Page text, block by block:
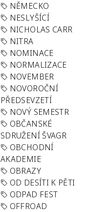
NĚMECKO
NESLYŠÍCÍ
NICHOLAS CARR
NITRA
NOMINACE
NORMALIZACE
NOVEMBER
NOVOROČNÍ
PŘEDSEVZETÍ
NOVÝ SEMESTR
OBČANSKÉ
SDRUŽENÍ ŠVAGR
OBCHODNÍ
AKADEMIE
OBRAZY
OD DESÍTI K PĚTI
ODPAD FEST
OFFROAD